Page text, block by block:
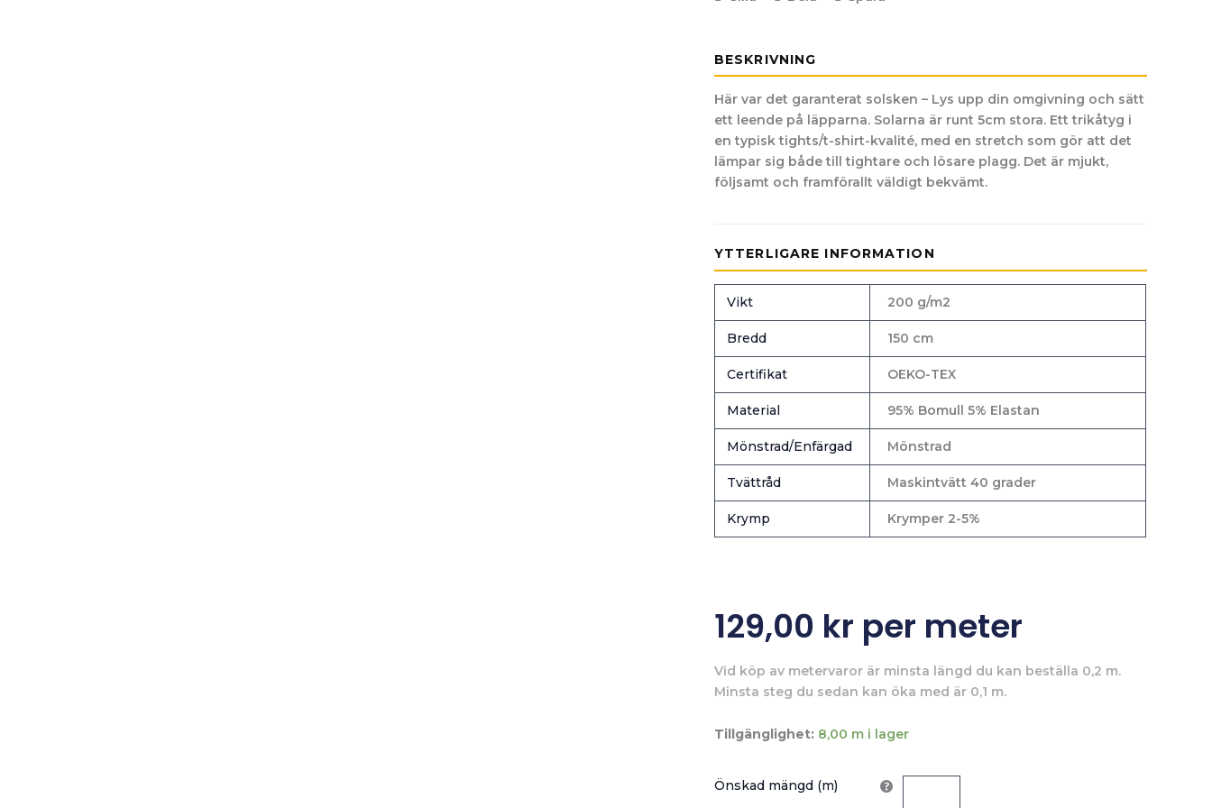
BESKRIVNING
Här var det garanterat solsken – Lys upp din omgivning och sätt
ett leende på läpparna. Solarna är runt 5cm stora. Ett trikåtyg i
en typisk tights/t-shirt-kvalité, med en stretch som gör att det
lämpar sig både till tightare och lösare plagg. Det är mjukt,
följsamt och framförallt väldigt bekvämt.
YTTERLIGARE INFORMATION
Vikt 200 g/m2
Bredd 150 cm
Certifikat OEKO-TEX
Material 95% Bomull 5% Elastan
Mönstrad/Enfärgad Mönstrad
Tvättråd Maskintvätt 40 grader
Krymp Krymper 2-5%
129,00 kr per meter
Vid köp av metervaror är minsta längd du kan beställa 0,2 m.
Minsta steg du sedan kan öka med är 0,1 m.
Tillgänglighet: 8,00 m i lager
Önskad mängd (m)